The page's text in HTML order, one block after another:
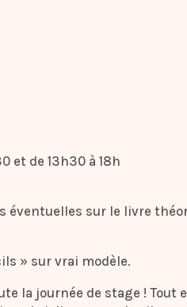
et de 13h30 à 18h
sur le livre
» sur vrai modèle.
la journée de stage !